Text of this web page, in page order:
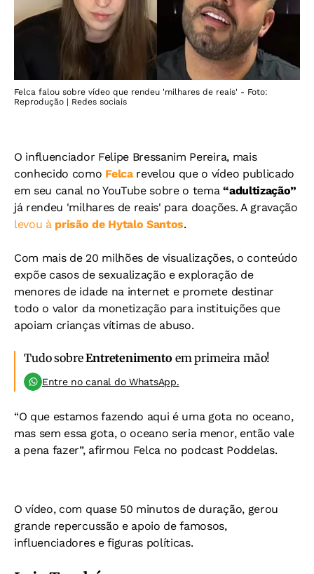
Felca falou sobre vídeo que rendeu 'milhares de reais' - Foto:
Reprodução | Redes sociais
O influenciador Felipe Bressanim Pereira, mais
conhecido como Felcarevelou que o vídeo publicado
em seu canal no YouTube sobre o tema“adultização”
já rendeu 'milhares de reais' para doações. A gravação
levou à prisão de Hytalo Santos.
Com mais de 20 milhões de visualizações, o conteúdo
expõe casos de sexualização e exploração de
menores de idade na internet e promete destinar
todo o valor da monetização para instituições que
apoiam crianças vítimas de abuso.
Tudo sobreEntretenimento em primeira mão!
Entre no canal do WhatsApp.
“O que estamos fazendo aqui é uma gota no oceano,
mas sem essa gota, o oceano seria menor, então vale
a pena fazer”, afirmou Felca no podcast Poddelas.
O vídeo, com quase 50 minutos de duração, gerou
grande repercussão e apoio de famosos,
influenciadores e figuras políticas.